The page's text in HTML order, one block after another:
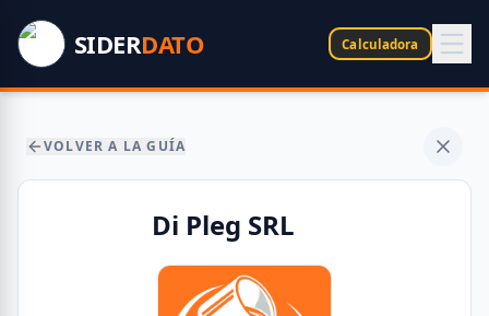
SIDERDATO Calculadora
VOLVER A LA GUÍA
Di Pleg SRL